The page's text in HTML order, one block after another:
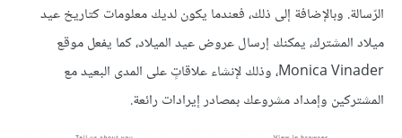
الرّسالة. وبالإضافة إلى ذلك، فعندما يكون لديك معلومات كتاريخ عيد
ميلاد المشترك، يمكنك إرسال عروض عيد الميلاد، كما يفعل موقع
Monica Vinader، وذلك لإنشاء علاقاتٍ على المدى البعيد مع
المشتركين وإمداد مشروعك بمصادر إيرادات رائعة.